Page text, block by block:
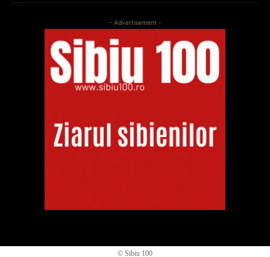
- Advertisement -
© Sibiu 100